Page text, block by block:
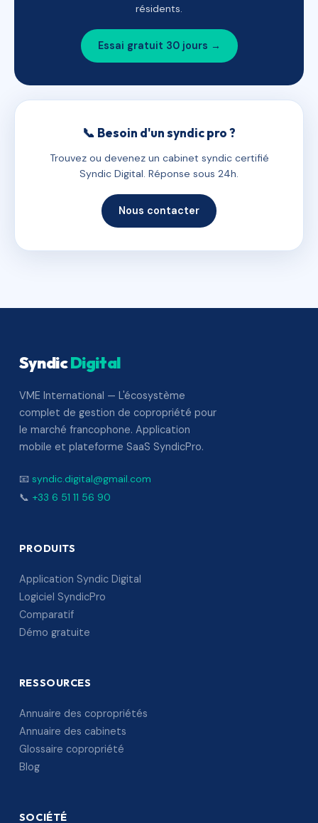
résidents.
Essai gratuit 30 jours →
📞 Besoin d'un syndic pro ?
Trouvez ou devenez un cabinet syndic certifié
Syndic Digital. Réponse sous 24h.
Nous contacter
SyndicDigital
VME International — L'écosystème
complet de gestion de copropriété pour
le marché francophone. Application
mobile et plateforme SaaS SyndicPro.
📧 syndic.digital@gmail.com
📞 +33 6 51 11 56 90
PRODUITS
Application Syndic Digital
Logiciel SyndicPro
Comparatif
Démo gratuite
RESSOURCES
Annuaire des copropriétés
Annuaire des cabinets
Glossaire copropriété
Blog
SOCIÉTÉ